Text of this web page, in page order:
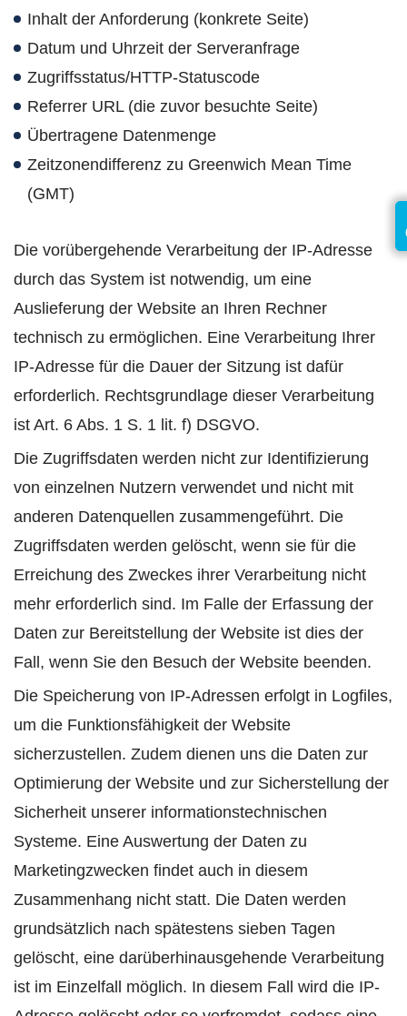
Inhalt der Anforderung (konkrete Seite)
Datum und Uhrzeit der Serveranfrage
Zugriffsstatus/HTTP-Statuscode
Referrer URL (die zuvor besuchte Seite)
Übertragene Datenmenge
Zeitzonendifferenz zu Greenwich Mean Time
(GMT)
Die vorübergehende Verarbeitung der IP-Adresse
durch das System ist notwendig, um eine
Auslieferung der Website an Ihren Rechner
technisch zu ermöglichen. Eine Verarbeitung Ihrer
IP-Adresse für die Dauer der Sitzung ist dafür
erforderlich. Rechtsgrundlage dieser Verarbeitung
ist Art. 6 Abs. 1 S. 1 lit. f) DSGVO.
Die Zugriffsdaten werden nicht zur Identifizierung
von einzelnen Nutzern verwendet und nicht mit
anderen Datenquellen zusammengeführt. Die
Zugriffsdaten werden gelöscht, wenn sie für die
Erreichung des Zweckes ihrer Verarbeitung nicht
mehr erforderlich sind. Im Falle der Erfassung der
Daten zur Bereitstellung der Website ist dies der
Fall, wenn Sie den Besuch der Website beenden.
Die Speicherung von IP-Adressen erfolgt in Logfiles,
um die Funktionsfähigkeit der Website
sicherzustellen. Zudem dienen uns die Daten zur
Optimierung der Website und zur Sicherstellung der
Sicherheit unserer informationstechnischen
Systeme. Eine Auswertung der Daten zu
Marketingzwecken findet auch in diesem
Zusammenhang nicht statt. Die Daten werden
grundsätzlich nach spätestens sieben Tagen
gelöscht, eine darüberhinausgehende Verarbeitung
ist im Einzelfall möglich. In diesem Fall wird die IP-